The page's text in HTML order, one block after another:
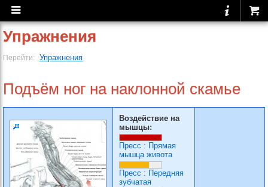
Упражнения
Перейти: Упражнения
Подъём ног на наклонной скамье
Воздействие на
мышцы:
Пресс : Прямая
мышца живота
Пресс : Передняя
зубчатая